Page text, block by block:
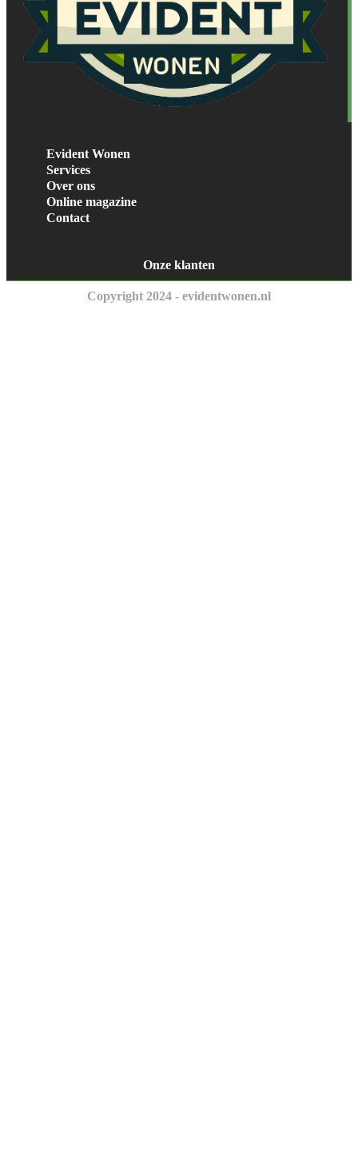
Evident Wonen
Services
Over ons
Online magazine
Contact
Onze klanten
Copyright 2024 - evidentwonen.nl